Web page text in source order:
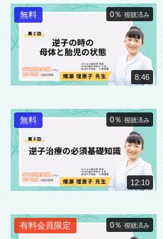
8:46
0％視聴済み
無料
12:10
0％視聴済み
無料
0％視聴済み
有料会員限定